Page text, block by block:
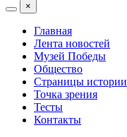
×
Главная
Лента новостей
Музей Победы
Общество
Страницы истории
Точка зрения
Тесты
Контакты